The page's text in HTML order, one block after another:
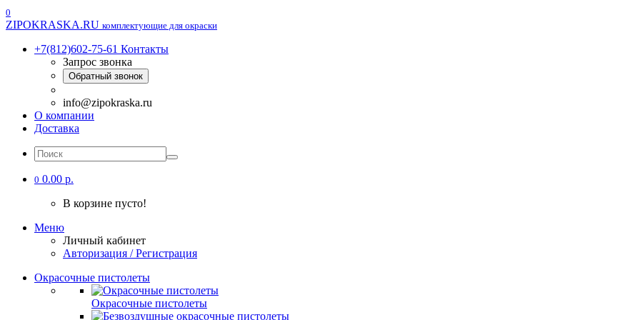
0
ZIPOKRASKA.RU комплектующие для окраски
+7(812)602-75-61 Контакты
Запрос звонка
Обратный звонок
info@zipokraska.ru
О компании
Доставка
0 0.00 р.
В корзине пусто!
Меню
Личный кабинет
Авторизация / Регистрация
Окрасочные пистолеты
Окрасочные пистолеты